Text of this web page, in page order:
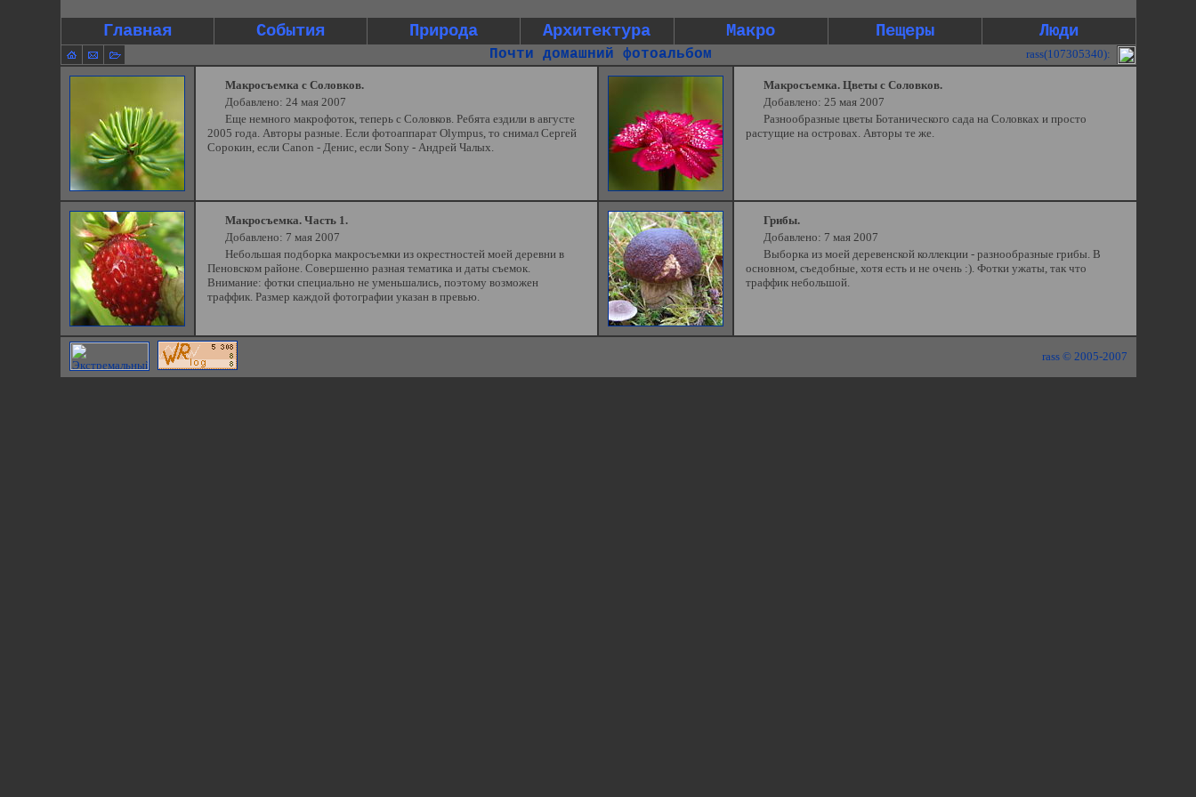
Главная События Природа Архитектура Макро Пещеры Люди
Почти домашний фотоальбом rass(107305340):
Макросъемка с Соловков.
Добавлено: 24 мая 2007
Еще немного макрофоток, теперь с Соловков. Ребята ездили в августе
2005 года. Авторы разные. Если фотоаппарат Olympus, то снимал Сергей
Сорокин, если Canon - Денис, если Sony - Андрей Чалых.
Макросъемка. Часть 1.
Добавлено: 7 мая 2007
Небольшая подборка макросъемки из окрестностей моей деревни в
Пеновском районе. Совершенно разная тематика и даты съемок.
Внимание: фотки специально не уменьшались, поэтому возможен
траффик. Размер каждой фотографии указан в превью.
Макросъемка. Цветы с Соловков.
Добавлено: 25 мая 2007
Разнообразные цветы Ботанического сада на Соловках и просто
растущие на островах. Авторы те же.
Грибы.
Добавлено: 7 мая 2007
Выборка из моей деревенской коллекции - разнообразные грибы. В
основном, съедобные, хотя есть и не очень :). Фотки ужаты, так что
траффик небольшой.
rass © 2005-2007